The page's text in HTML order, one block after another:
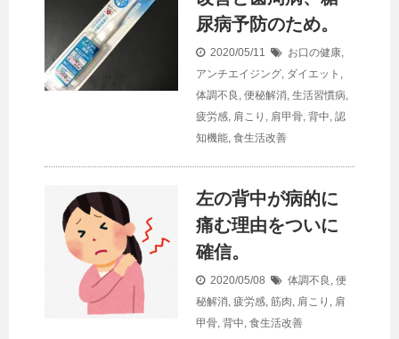
尿病予防のため。
2020/05/11 お口の健康,
アンチエイジング, ダイエット ,
体調不良 , 便秘解消, 生活習慣病,
疲労感, 肩こり , 肩甲骨, 背中, 認
知機能, 食生活改善
左の背中が病的に
痛む理由をついに
確信。
2020/05/08 体調不良 , 便
秘解消, 疲労感, 筋肉, 肩こり , 肩
甲骨, 背中, 食生活改善